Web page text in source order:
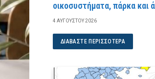
οικοσυστήματα, πάρκα και
4 ΑΥΓΟΎΣΤΟΥ 2026
ΔΙΑΒΆΣΤΕ ΠΕΡΙΣΣΌΤΕΡΑ